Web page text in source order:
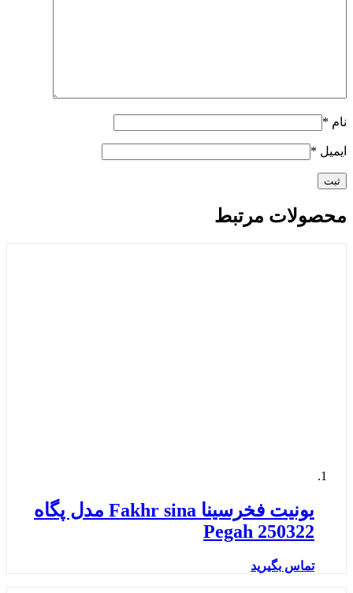
نام *
ایمیل *
محصولات مرتبط
یونیت فخرسینا Fakhr sina مدل پگاه
Pegah 250322
تماس بگیرید